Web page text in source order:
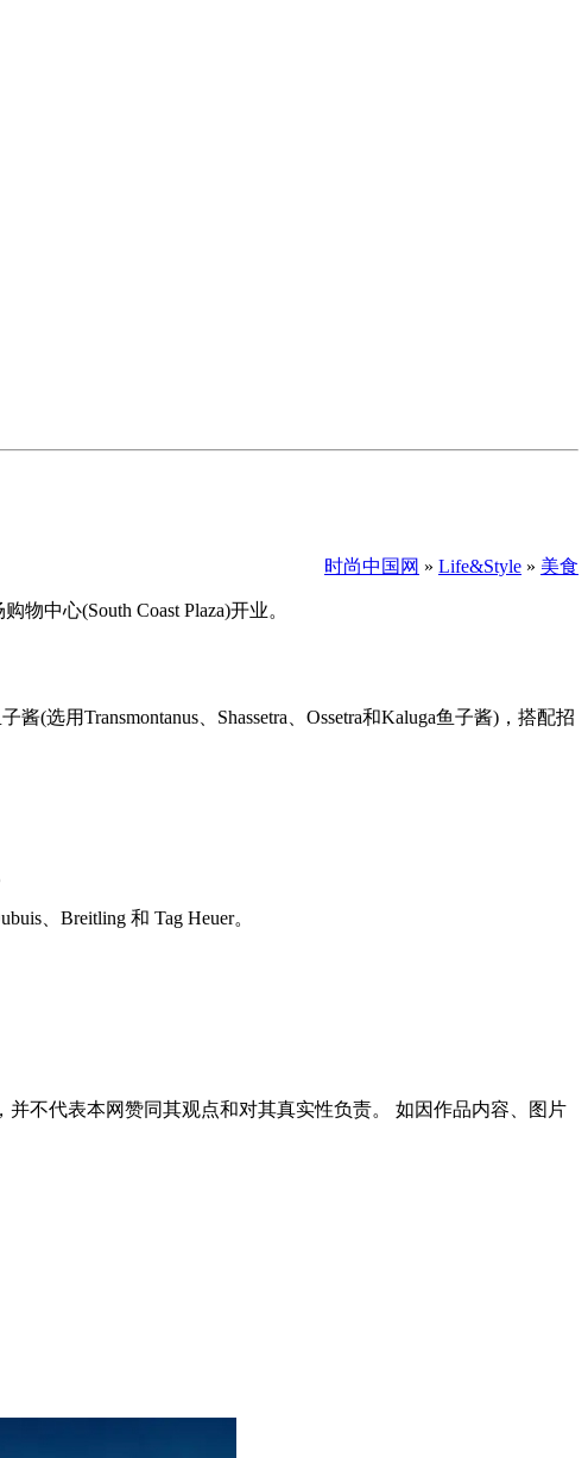
时尚中国网 » Life&Style » 美食
中心(South Coast Plaza)开业。
(选用Transmontanus、Shassetra、Ossetra和Kaluga鱼子酱)，搭配招
、Breitling 和 Tag Heuer。
不代表本网赞同其观点和对其真实性负责。 如因作品内容、图片